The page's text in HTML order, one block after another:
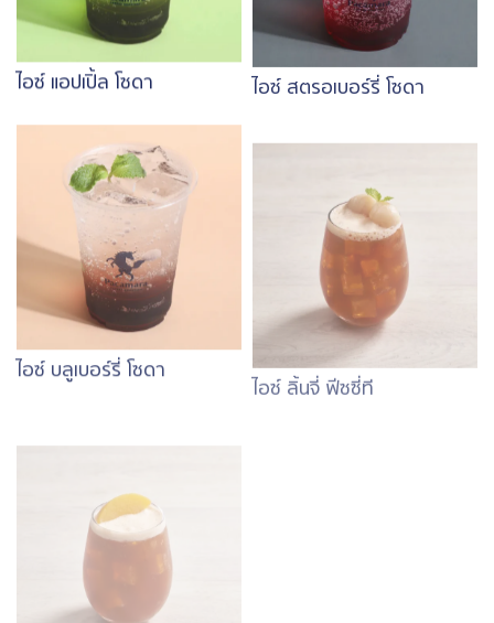
ไอซ์ แอปเปิ้ล โซดา
ไอซ์ สตรอเบอร์รี่ โซดา
Image
ไอซ์ บลูเบอร์รี่ โซดา
ไอซ์ ลิ้นจี่ ฟีซซี่ที